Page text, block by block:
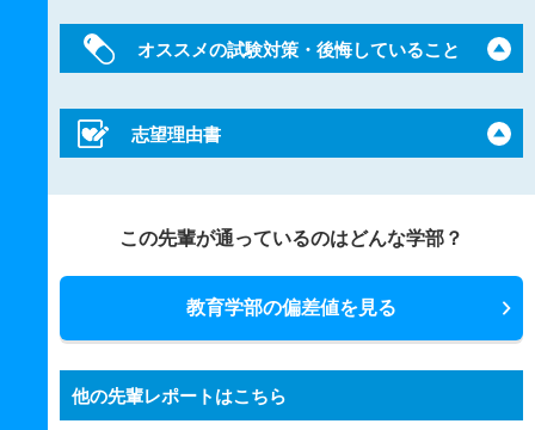
オススメの試験対策・後悔していること
志望理由書
この先輩が通っているのはどんな学部？
教育学部の偏差値を見る
他の先輩レポートはこちら